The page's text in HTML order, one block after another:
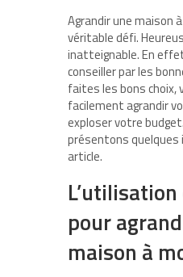
Agrandir une maison
véritable défi.
inatteignable. En
conseiller par les
faites les bons choix,
facilement agrandir
exploser votre
présentons quelques
article.
pour
maison à